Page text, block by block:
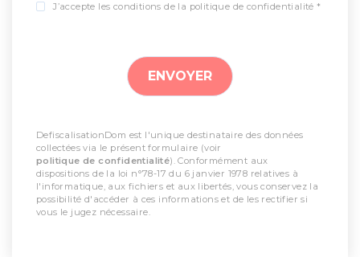
J’accepte les conditions de la politique de confidentialité *
DefiscalisationDom est l'unique destinataire des données
collectées via le présent formulaire (voir
politique de confidentialité). Conformément aux
dispositions de la loi n°78-17 du 6 janvier 1978 relatives à
l'informatique, aux fichiers et aux libertés, vous conservez la
possibilité d'accéder à ces informations et de les rectifier si
vous le jugez nécessaire.